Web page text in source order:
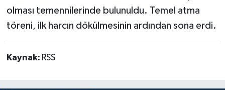
olması temennilerinde bulunuldu. Temel atma
töreni, ilk harcın dökülmesinin ardından sona erdi.
Kaynak: RSS